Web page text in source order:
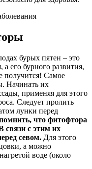
бурых пятен – это
а его бурного развития,
получится! Самое
Начинать их
применяя для этого
Следует пролить
лунки перед
что фитофтора
связи с этим их
севом. Для этого
а можно
воде (около